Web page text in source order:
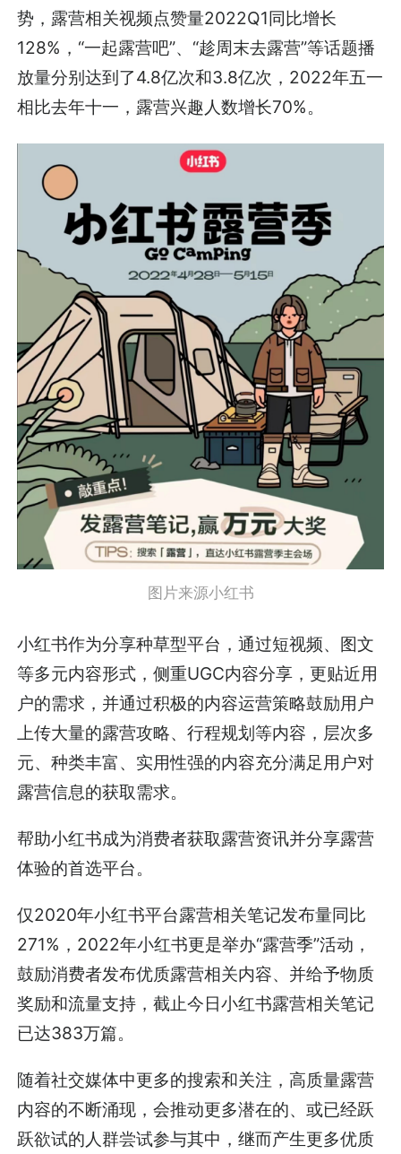
势，露营相关视频点赞量2022Q1同比增长
128%，“一起露营吧”、“趁周末去露营”等话题播
放量分别达到了4.8亿次和3.8亿次，2022年五一
相比去年十一，露营兴趣人数增长70%。
图片来源小红书
小红书作为分享种草型平台，通过短视频、图文
等多元内容形式，侧重UGC内容分享，更贴近用
户的需求，并通过积极的内容运营策略鼓励用户
上传大量的露营攻略、行程规划等内容，层次多
元、种类丰富、实用性强的内容充分满足用户对
露营信息的获取需求。
帮助小红书成为消费者获取露营资讯并分享露营
体验的首选平台。
仅2020年小红书平台露营相关笔记发布量同比
271%，2022年小红书更是举办“露营季”活动，
鼓励消费者发布优质露营相关内容、并给予物质
奖励和流量支持，截止今日小红书露营相关笔记
已达383万篇。
随着社交媒体中更多的搜索和关注，高质量露营
内容的不断涌现，会推动更多潜在的、或已经跃
跃欲试的人群尝试参与其中，继而产生更多优质